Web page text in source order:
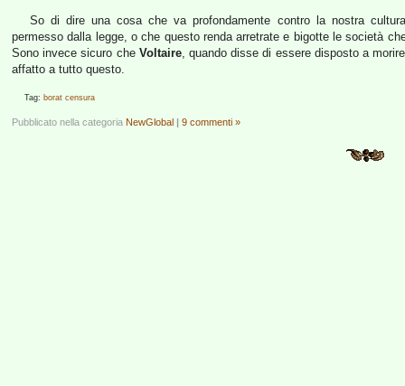
So di dire una cosa che va profondamente contro la nostra
permesso dalla legge, o che questo renda arretrate e bigotte le società
Sono invece sicuro che Voltaire, quando disse di essere disposto a
affatto a tutto questo.
Tag: borat censura
Pubblicato nella categoria NewGlobal | 9 commenti »